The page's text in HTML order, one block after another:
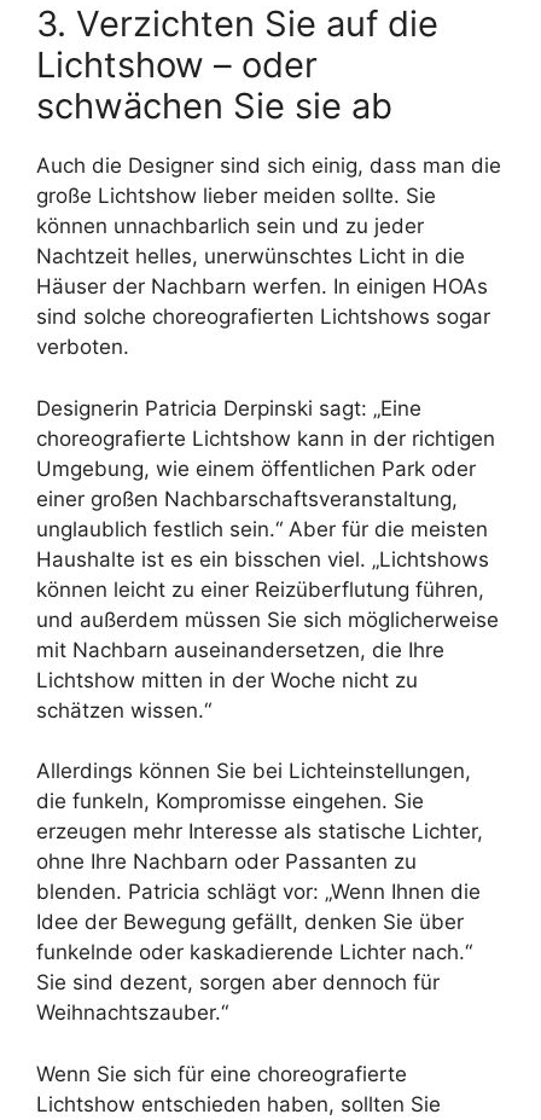
3. Verzichten Sie auf die
Lichtshow – oder
schwächen Sie sie ab
Auch die Designer sind sich einig, dass man die
große Lichtshow lieber meiden sollte. Sie
können unnachbarlich sein und zu jeder
Nachtzeit helles, unerwünschtes Licht in die
Häuser der Nachbarn werfen. In einigen HOAs
sind solche choreografierten Lichtshows sogar
verboten.
Designerin Patricia Derpinski sagt: „Eine
choreografierte Lichtshow kann in der richtigen
Umgebung, wie einem öffentlichen Park oder
einer großen Nachbarschaftsveranstaltung,
unglaublich festlich sein.“ Aber für die meisten
Haushalte ist es ein bisschen viel. „Lichtshows
können leicht zu einer Reizüberflutung führen,
und außerdem müssen Sie sich möglicherweise
mit Nachbarn auseinandersetzen, die Ihre
Lichtshow mitten in der Woche nicht zu
schätzen wissen.“
Allerdings können Sie bei Lichteinstellungen,
die funkeln, Kompromisse eingehen. Sie
erzeugen mehr Interesse als statische Lichter,
ohne Ihre Nachbarn oder Passanten zu
blenden. Patricia schlägt vor: „Wenn Ihnen die
Idee der Bewegung gefällt, denken Sie über
funkelnde oder kaskadierende Lichter nach.“
Sie sind dezent, sorgen aber dennoch für
Weihnachtszauber.“
Wenn Sie sich für eine choreografierte
Lichtshow entschieden haben, sollten Sie